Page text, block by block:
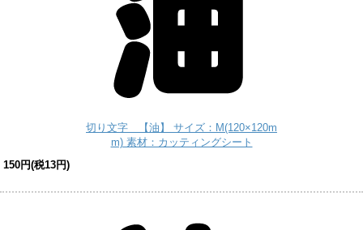
切り文字 【油】 サイズ：M(120×120m
m) 素材：カッティングシート
150円(税13円)